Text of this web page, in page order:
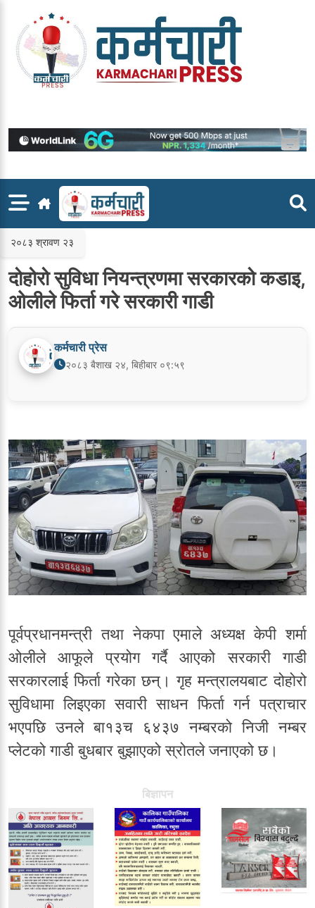
content
२०८३ श्रावण २३
दोहोरो सुविधा नियन्त्रणमा सरकारको कडाइ,
ओलीले फिर्ता गरे सरकारी गाडी
कर्मचारी प्रेस
२०८३ बैशाख २४, बिहीबार ०९:५९
पूर्वप्रधानमन्त्री तथा नेकपा एमाले अध्यक्ष केपी शर्मा
ओलीले आफूले प्रयोग गर्दै आएको सरकारी गाडी
सरकारलाई फिर्ता गरेका छन्। गृह मन्त्रालयबाट दोहोरो
सुविधामा लिइएका सवारी साधन फिर्ता गर्न पत्राचार
भएपछि उनले बा१३च ६४३७ नम्बरको निजी नम्बर
प्लेटको गाडी बुधबार बुझाएको स्रोतले जनाएको छ।
बिज्ञापन